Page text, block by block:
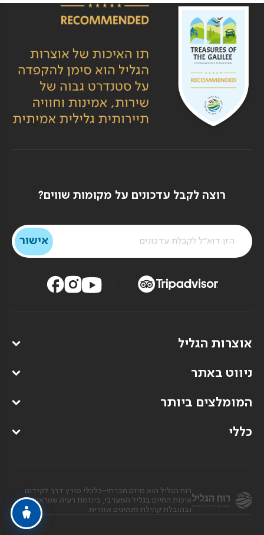
רוצה לקבל עדכונים על מקומות שווים?
אוצרות הגליל
ניווט באתר
המומלצים ביותר
כללי
רוח הגליל הוא מיזם חברתי-כלכלי פורץ דרך לקידום
איכות החיים בגליל המערבי, ביוזמת רעיה שטראוס
ובהובלת קהילת מנהיגים אזורית.